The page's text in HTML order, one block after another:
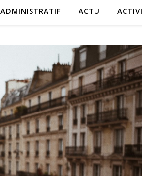
ADMINISTRATIF ACTU